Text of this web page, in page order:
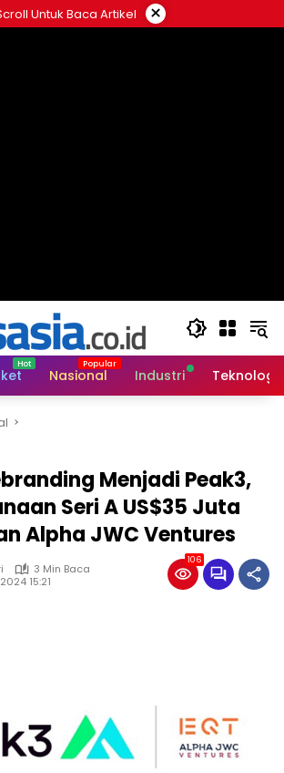
Untuk Baca Artikel ×
Nasional Industri Teknologi
Menjadi Peak3,
Seri A US$35 Juta
Alpha JWC Ventures
3 Min Baca
15:21
106